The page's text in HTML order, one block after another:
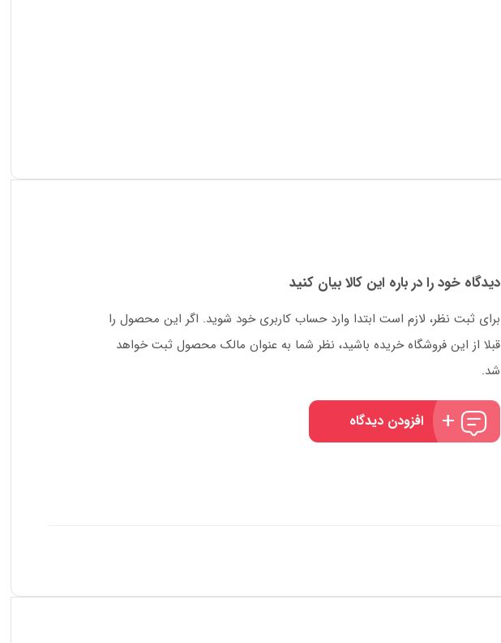
دیدگاه خود را در باره این کالا بیان کنید
برای ثبت نظر، لازم است ابتدا وارد حساب کاربری خود شوید. اگر این محصول را
قبلا از این فروشگاه خریده باشید، نظر شما به عنوان مالک محصول ثبت خواهد
شد.
افزودن دیدگاه